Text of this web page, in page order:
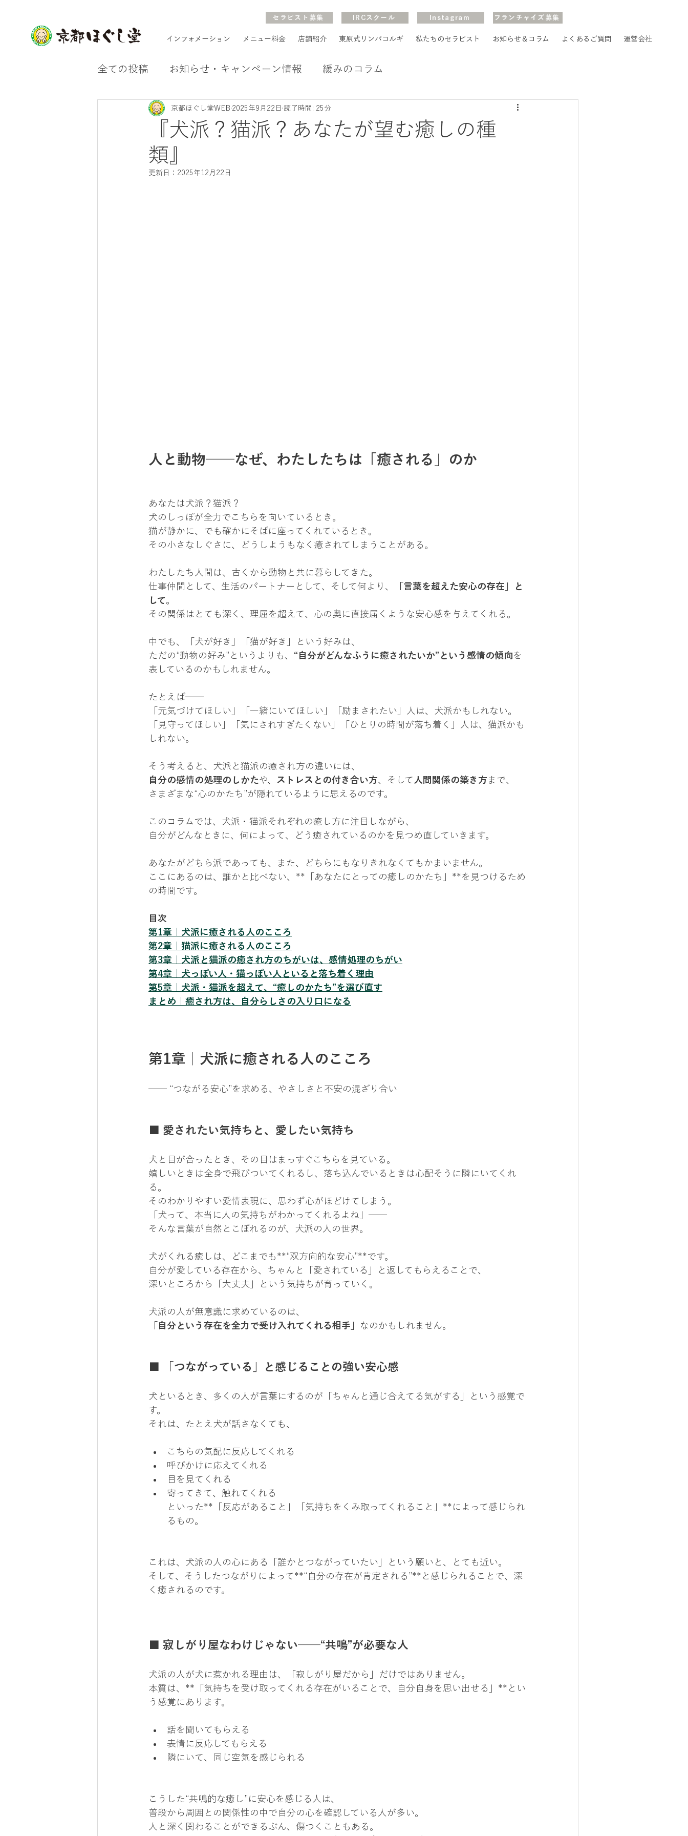
セラピスト募集 IRCスクール Instagram フランチャイズ募集
インフォメーション メニュー料金 店舗紹介 東原式リンパコルギ 私たちのセラピスト お知らせ＆コラム よくあるご質問 運営会社
全ての投稿 お知らせ・キャンペーン情報 緩みのコラム
『犬派？猫派？あなたが望む癒しの種
類』
京都ほぐし堂WEB 2025年9月22日 読了時間: 25分
更新日： 2025年12月22日
人と動物──なぜ、わたしたちは「癒される」のか
あなたは犬派？猫派？
犬のしっぽが全力でこちらを向いているとき。
猫が静かに、でも確かにそばに座ってくれているとき。
その小さなしぐさに、どうしようもなく癒されてしまうことがある。
わたしたち人間は、古くから動物と共に暮らしてきた。
仕事仲間として、生活のパートナーとして、そして何より、
「言葉を超えた安心の存在」と
して 。
その関係はとても深く、理屈を超えて、心の奥に直接届くような安心感を与えてくれる。
中でも、「犬が好き」「猫が好き」という好みは、
ただの“動物の好み”というよりも、 “自分がどんなふうに癒されたいか”という感情の傾向を
表しているのかもしれません。
たとえば──
「元気づけてほしい」「一緒にいてほしい」「励まされたい」人は、犬派かもしれない。
「見守ってほしい」「気にされすぎたくない」「ひとりの時間が落ち着く」人は、猫派かも
しれない。
そう考えると、犬派と猫派の癒され方の違いには、
自分の感情の処理のしかたや、 ストレスとの付き合い方、そして 人間関係の築き方 まで、
さまざまな“心のかたち”が隠れているように思えるのです。
このコラムでは、犬派・猫派それぞれの癒し方に注目しながら、
自分がどんなときに、何によって、どう癒されているのかを見つめ直していきます。
あなたがどちら派であっても、また、どちらにもなりきれなくてもかまいません。
ここにあるのは、誰かと比べない、**「あなたにとっての癒しのかたち」**を見つけるため
の時間です。
目次
第1章｜犬派に癒される人のこころ
第2章｜猫派に癒される人のこころ
第3章｜犬派と猫派の癒され方のちがいは、感情処理のちがい
第4章｜犬っぽい人・猫っぽい人といると落ち着く理由
第5章｜犬派・猫派を超えて、“癒しのかたち”を選び直す
まとめ｜癒され方は、自分らしさの入り口になる
第1章｜犬派に癒される人のこころ
── “つながる安心”を求める、やさしさと不安の混ざり合い
■ 愛されたい気持ちと、愛したい気持ち
犬と目が合ったとき、その目はまっすぐこちらを見ている。
嬉しいときは全身で飛びついてくれるし、落ち込んでいるときは心配そうに隣にいてくれ
る。
そのわかりやすい愛情表現に、思わず心がほどけてしまう。
「犬って、本当に人の気持ちがわかってくれるよね」──
そんな言葉が自然とこぼれるのが、犬派の人の世界。
犬がくれる癒しは、どこまでも**“双方向的な安心”**です。
自分が愛している存在から、ちゃんと「愛されている」と返してもらえることで、
深いところから「大丈夫」という気持ちが育っていく。
犬派の人が無意識に求めているのは、
「自分という存在を全力で受け入れてくれる相手」
なのかもしれません。
■ 「つながっている」と感じることの強い安心感
犬といるとき、多くの人が言葉にするのが「ちゃんと通じ合えてる気がする」という感覚で
す。
それは、たとえ犬が話さなくても、
こちらの気配に反応してくれる
呼びかけに応えてくれる
目を見てくれる
寄ってきて、触れてくれる
といった**「反応があること」「気持ちをくみ取ってくれること」**によって感じられ
るもの。
これは、犬派の人の心にある「誰かとつながっていたい」という願いと、とても近い。
そして、そうしたつながりによって**“自分の存在が肯定される”**と感じられることで、深
く癒されるのです。
■ 寂しがり屋なわけじゃない──“共鳴”が必要な人
犬派の人が犬に惹かれる理由は、「寂しがり屋だから」だけではありません。
本質は、**「気持ちを受け取ってくれる存在がいることで、自分自身を思い出せる」**とい
う感覚にあります。
話を聞いてもらえる
表情に反応してもらえる
隣にいて、同じ空気を感じられる
こうした“共鳴的な癒し”に安心を感じる人は、
普段から周囲との関係性の中で自分の心を確認している人が多い。
人と深く関わることができるぶん、傷つくこともある。